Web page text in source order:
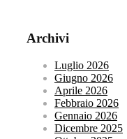
Archivi
Luglio 2026
Giugno 2026
Aprile 2026
Febbraio 2026
Gennaio 2026
Dicembre 2025